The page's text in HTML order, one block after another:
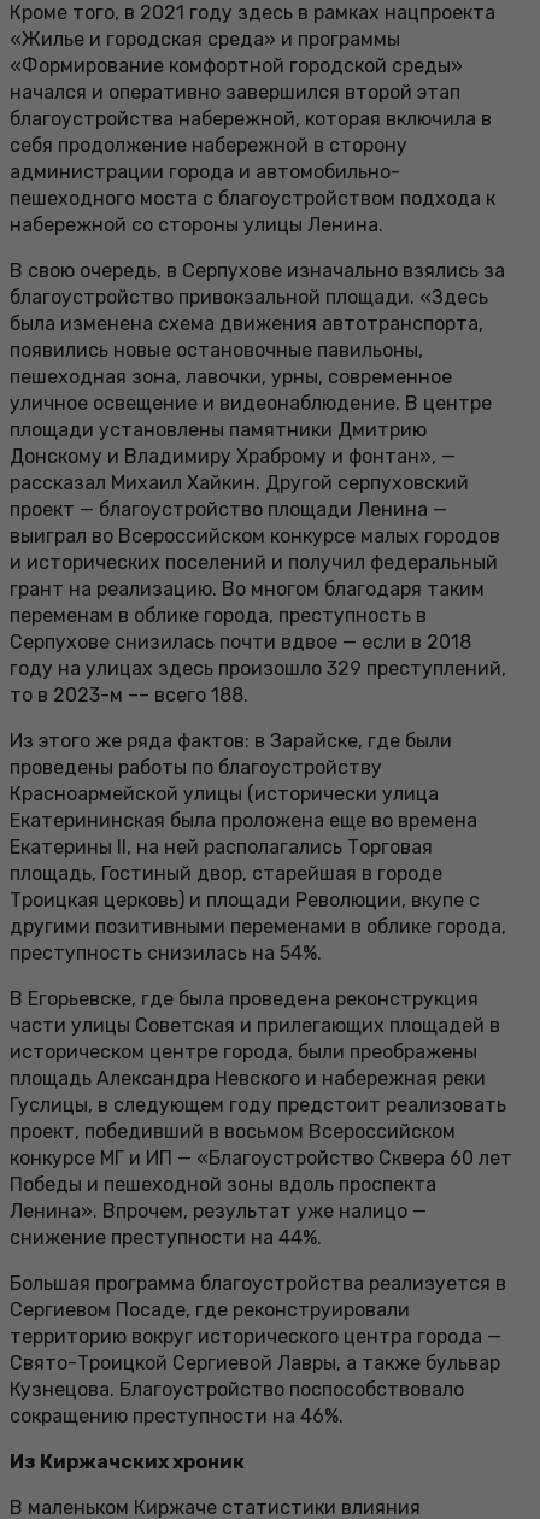
Кроме того, в 2021 году здесь в рамках нацпроекта
«Жилье и городская среда» и программы
«Формирование комфортной городской среды»
начался и оперативно завершился второй этап
благоустройства набережной, которая включила в
себя продолжение набережной в сторону
администрации города и автомобильно-
пешеходного моста с благоустройством подхода к
набережной со стороны улицы Ленина.
В свою очередь, в Серпухове изначально взялись за
благоустройство привокзальной площади. «Здесь
была изменена схема движения автотранспорта,
появились новые остановочные павильоны,
пешеходная зона, лавочки, урны, современное
уличное освещение и видеонаблюдение. В центре
площади установлены памятники Дмитрию
Донскому и Владимиру Храброму и фонтан», —
рассказал Михаил Хайкин. Другой серпуховский
проект — благоустройство площади Ленина —
выиграл во Всероссийском конкурсе малых городов
и исторических поселений и получил федеральный
грант на реализацию. Во многом благодаря таким
переменам в облике города, преступность в
Серпухове снизилась почти вдвое — если в 2018
году на улицах здесь произошло 329 преступлений,
то в 2023-м –– всего 188.
Из этого же ряда фактов: в Зарайске, где были
проведены работы по благоустройству
Красноармейской улицы (исторически улица
Екатерининская была проложена еще во времена
Екатерины II, на ней располагались Торговая
площадь, Гостиный двор, старейшая в городе
Троицкая церковь) и площади Революции, вкупе с
другими позитивными переменами в облике города,
преступность снизилась на 54%.
В Егорьевске, где была проведена реконструкция
части улицы Советская и прилегающих площадей в
историческом центре города, были преображены
площадь Александра Невского и набережная реки
Гуслицы, в следующем году предстоит реализовать
проект, победивший в восьмом Всероссийском
конкурсе МГ и ИП — «Благоустройство Сквера 60 лет
Победы и пешеходной зоны вдоль проспекта
Ленина». Впрочем, результат уже налицо —
снижение преступности на 44%.
Большая программа благоустройства реализуется в
Сергиевом Посаде, где реконструировали
территорию вокруг исторического центра города —
Свято-Троицкой Сергиевой Лавры, а также бульвар
Кузнецова. Благоустройство поспособствовало
сокращению преступности на 46%.
Из Киржачских хроник
В маленьком Киржаче статистики влияния